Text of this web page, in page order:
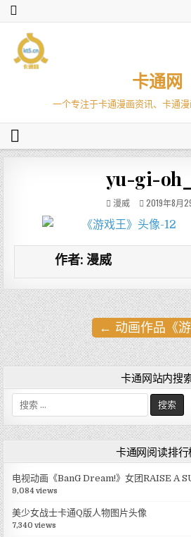
卡通网
一个专注于卡通漫画资讯、卡通
yu-gi-
漫威 2019年8月
作者: 漫威
文
章
航
← 动画作品《
卡通网站内搜
搜
索
:
卡通网阅读排
电视动画《BanG Dream!》女团RAISE A
9,084 views
美少女战士卡通Q版人物图片头像
7,340 views